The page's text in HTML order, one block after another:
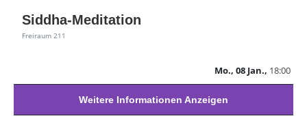
Siddha-Meditation
Freiraum 211
Mo., 08 Jan., 18:00
Weitere Informationen Anzeigen